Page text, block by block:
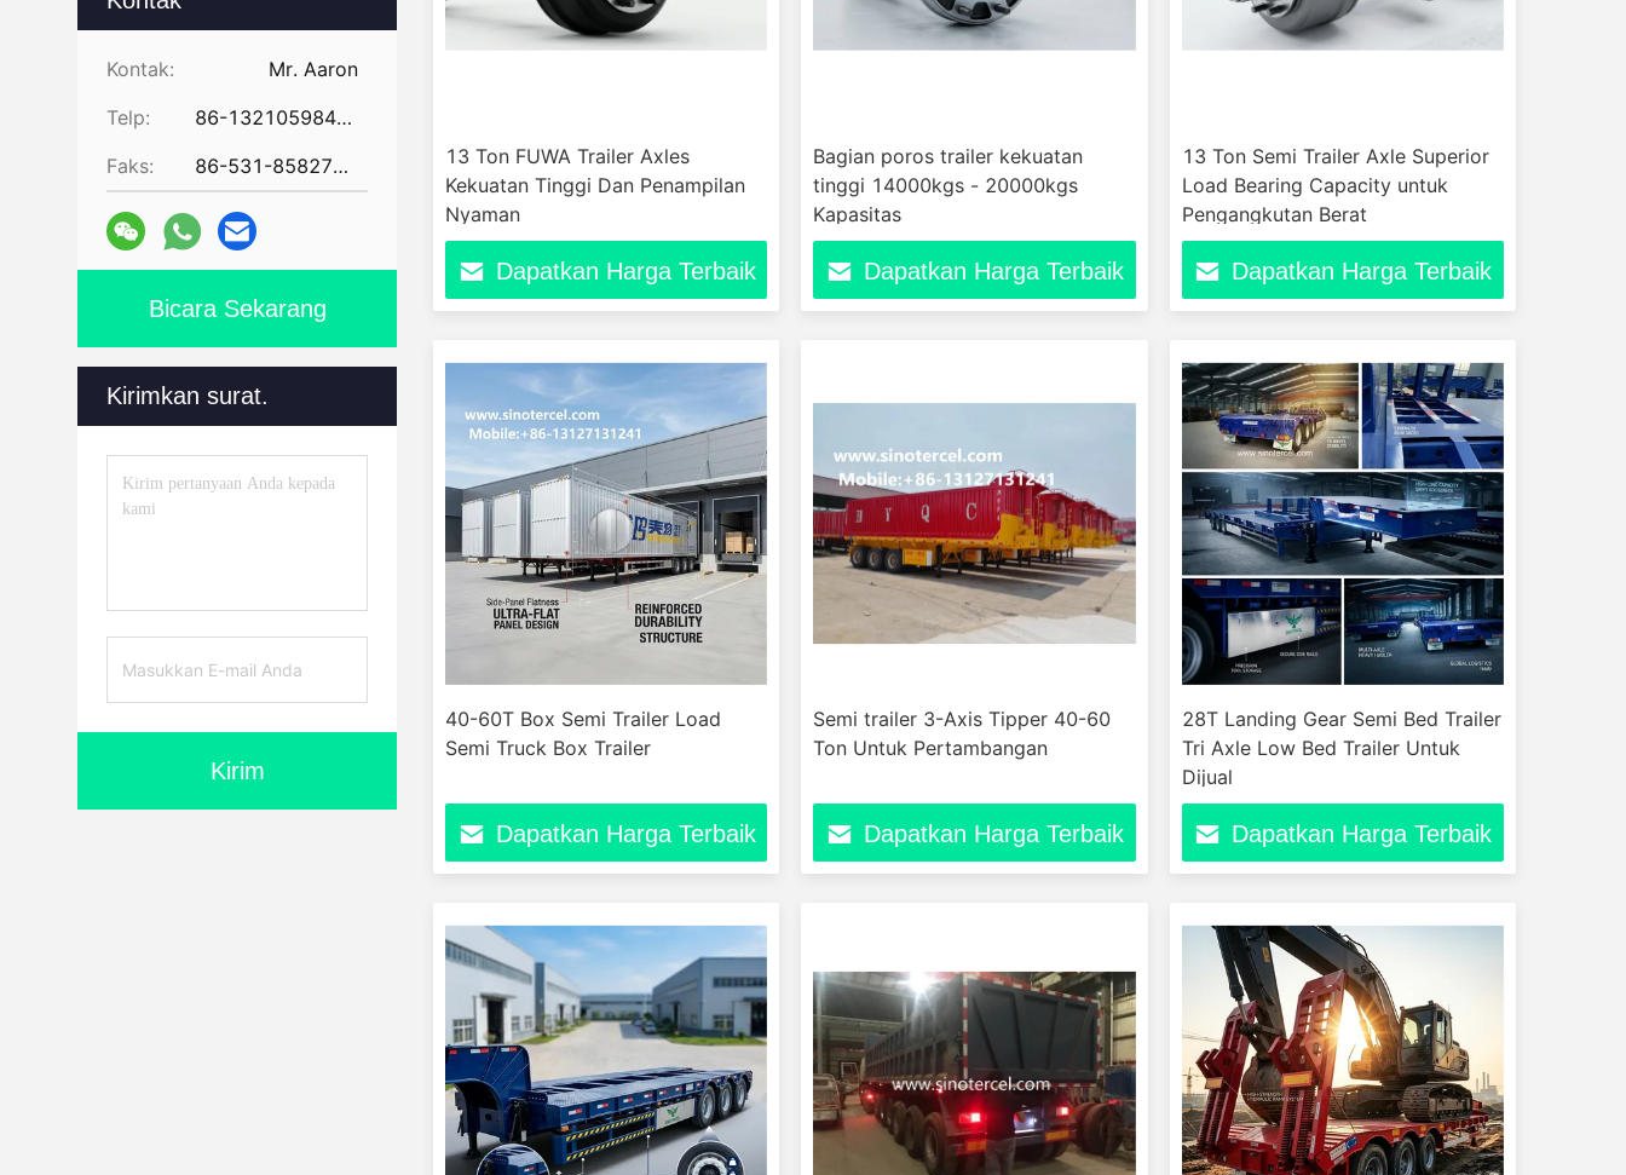
Kontak:
Mr. Aaron
Telp:
86-13210598479
Faks:
86-531-85827672
Bicara Sekarang
Kirimkan surat.
Kirim
13 Ton FUWA Trailer Axles
Kekuatan Tinggi Dan Penampilan
Nyaman
Dapatkan Harga Terbaik
Bagian poros trailer kekuatan
tinggi 14000kgs - 20000kgs
Kapasitas
Dapatkan Harga Terbaik
13 Ton Semi Trailer Axle Superior
Load Bearing Capacity untuk
Pengangkutan Berat
Dapatkan Harga Terbaik
40-60T Box Semi Trailer Load
Semi Truck Box Trailer
Dapatkan Harga Terbaik
Semi trailer 3-Axis Tipper 40-60
Ton Untuk Pertambangan
Dapatkan Harga Terbaik
28T Landing Gear Semi Bed Trailer
Tri Axle Low Bed Trailer Untuk
Dijual
Dapatkan Harga Terbaik